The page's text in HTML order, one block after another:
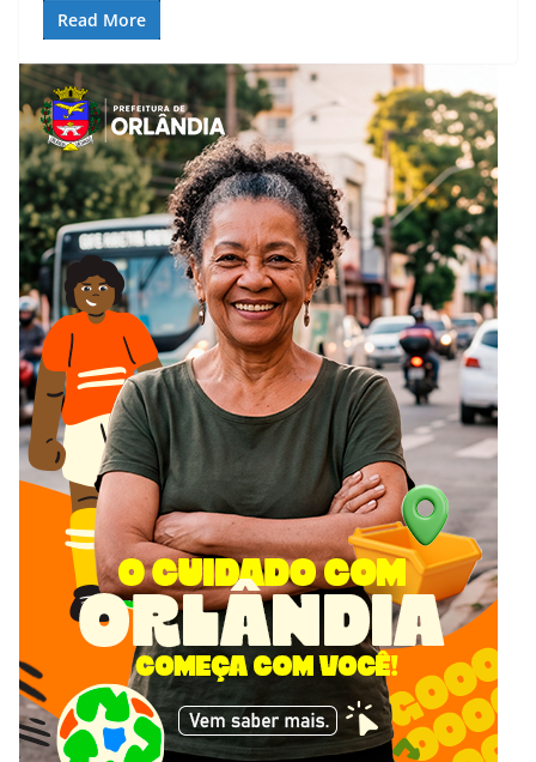
Read More